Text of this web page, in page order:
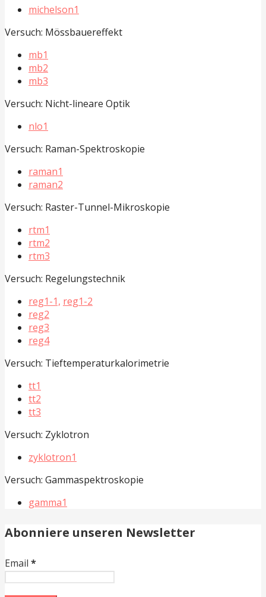
michelson1
Versuch: Mössbauereffekt
mb1
mb2
mb3
Versuch: Nicht-lineare Optik
nlo1
Versuch: Raman-Spektroskopie
raman1
raman2
Versuch: Raster-Tunnel-Mikroskopie
rtm1
rtm2
rtm3
Versuch: Regelungstechnik
reg1-1, reg1-2
reg2
reg3
reg4
Versuch: Tieftemperaturkalorimetrie
tt1
tt2
tt3
Versuch: Zyklotron
zyklotron1
Versuch: Gammaspektroskopie
gamma1
Abonniere unseren Newsletter
Email *